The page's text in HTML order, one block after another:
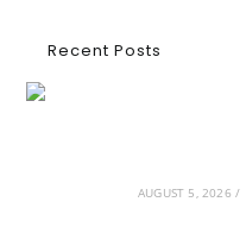
Recent Posts
AUGUST 5, 2026 /